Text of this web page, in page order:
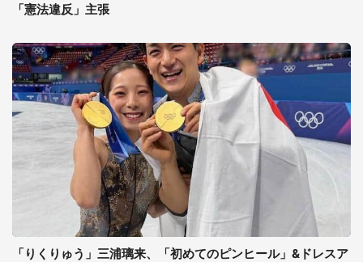
「憲法違反」主張
「りくりゅう」三浦璃来、「初めてのピンヒール」&ドレスア